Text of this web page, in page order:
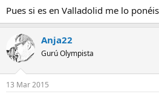
Pues si es en Valladolid me lo
Anja22
Gurú Olympista
13 Mar 2015